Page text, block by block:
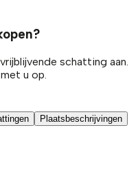
schatting aan.
u op.
Plaatsbeschrijvingen